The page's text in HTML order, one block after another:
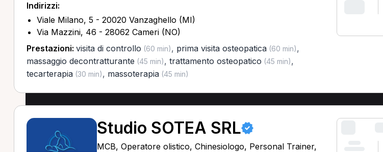
Indirizzi:
Viale Milano, 5 - 20020 Vanzaghello (MI)
Via Mazzini, 46 - 28062 Cameri (NO)
Prestazioni: visita di controllo (60 min), prima visita osteopatica(60 min),
massaggio decontratturante (45 min), trattamento osteopatico (45 min),
tecarterapia(30 min), massoterapia(45 min)
Studio SOTEA SRL
MCB, Operatore olistico, Chinesiologo, Personal Trainer,